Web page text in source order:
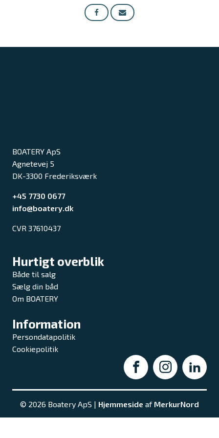
BOATERY ApS
Agnetevej 5
DK-3300 Frederiksværk
+45 7730 0677
info@boatery.dk
CVR 37610437
Hurtigt overblik
Både til salg
Sælg din båd
Om BOATERY
Information
Persondatapolitik
Cookiepolitik
© 2026 Boatery ApS | Hjemmeside af MerkurNord